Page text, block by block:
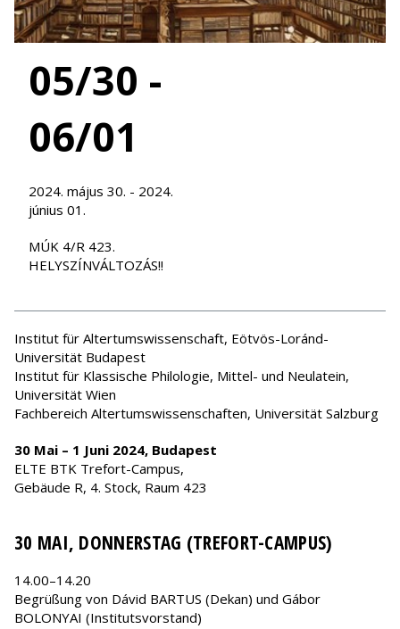
05/30 -
06/01
2024. május 30. - 2024.
június 01.
MÚK 4/R 423.
HELYSZÍNVÁLTOZÁS!!
Institut für Altertumswissenschaft, Eötvös-Loránd-
Universität Budapest
Institut für Klassische Philologie, Mittel- und Neulatein,
Universität Wien
Fachbereich Altertumswissenschaften, Universität Salzburg
30 Mai – 1 Juni 2024, Budapest
ELTE BTK Trefort-Campus,
Gebäude R, 4. Stock, Raum 423
30 MAI, DONNERSTAG (TREFORT-CAMPUS)
14.00–14.20
Begrüßung von Dávid BARTUS (Dekan) und Gábor
BOLONYAI (Institutsvorstand)